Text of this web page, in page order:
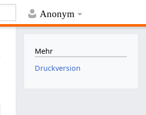
Anonym
Mehr
Druckversion